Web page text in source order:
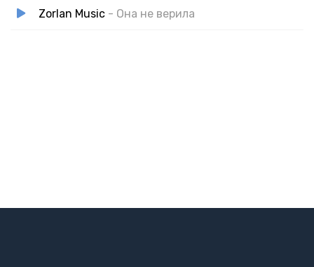
Zorlan Music - Она не верила